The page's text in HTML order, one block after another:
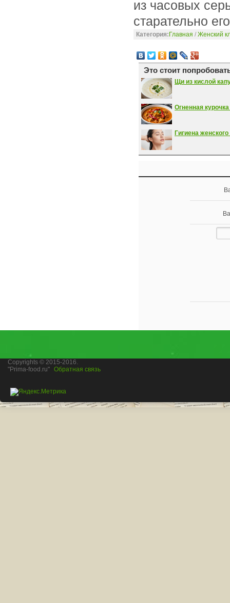
из часовых
старательно
Категория: Главная / Женский
Это стоит
Щи из кислой
Огненная
Гигиена
Copyrights © 2015-2016.
"Prima-food.ru" Обратная связь